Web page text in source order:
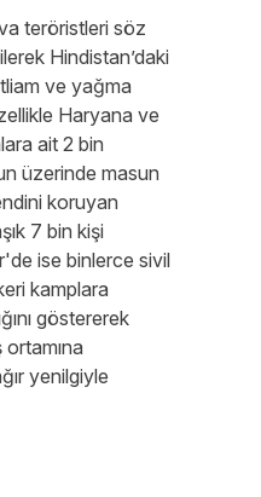
teröristleri söz
Hindistan’daki
ve yağma
Haryana ve
ait 2 bin
üzerinde masun
koruyan
7 bin kişi
ise binlerce sivil
kamplara
göstererek
yenilgiyle